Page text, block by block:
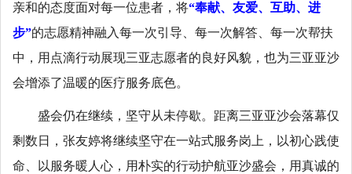
亲和的态度面对每一位患者，将“奉献、友爱、互助、进
步”的志愿精神融入每一次引导、每一次解答、每一次帮扶
中，用点滴行动展现三亚志愿者的良好风貌，也为三亚亚沙
会增添了温暖的医疗服务底色。
盛会仍在继续，坚守从未停歇。距离三亚亚沙会落幕仅
剩数日，张友婷将继续坚守在一站式服务岗上，以初心践使
命、以服务暖人心，用朴实的行动护航亚沙盛会，用真诚的